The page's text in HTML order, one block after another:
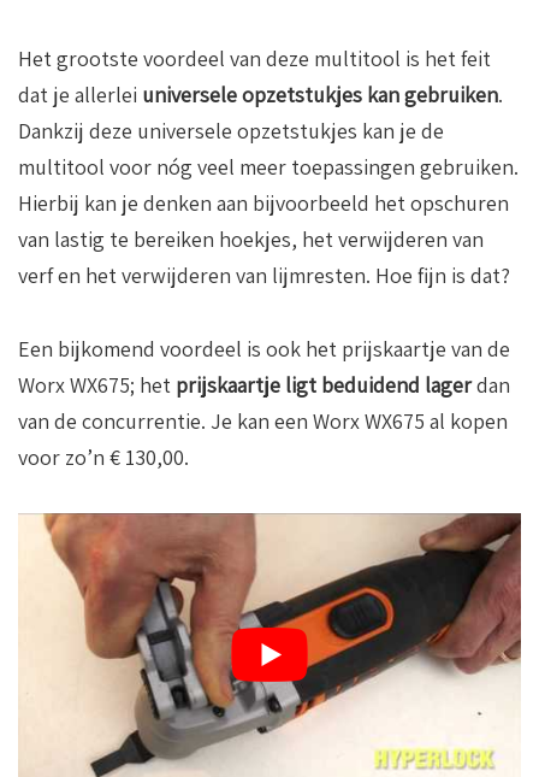
Het grootste voordeel van deze multitool is het feit
dat je allerlei universele opzetstukjes kan gebruiken.
Dankzij deze universele opzetstukjes kan je de
multitool voor nóg veel meer toepassingen gebruiken.
Hierbij kan je denken aan bijvoorbeeld het opschuren
van lastig te bereiken hoekjes, het verwijderen van
verf en het verwijderen van lijmresten. Hoe fijn is dat?
Een bijkomend voordeel is ook het prijskaartje van de
Worx WX675; het prijskaartje ligt beduidend lagerdan
van de concurrentie. Je kan een Worx WX675 al kopen
voor zo’n € 130,00.